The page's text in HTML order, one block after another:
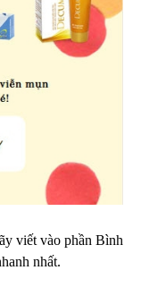
viết vào phần Bình
nhất.